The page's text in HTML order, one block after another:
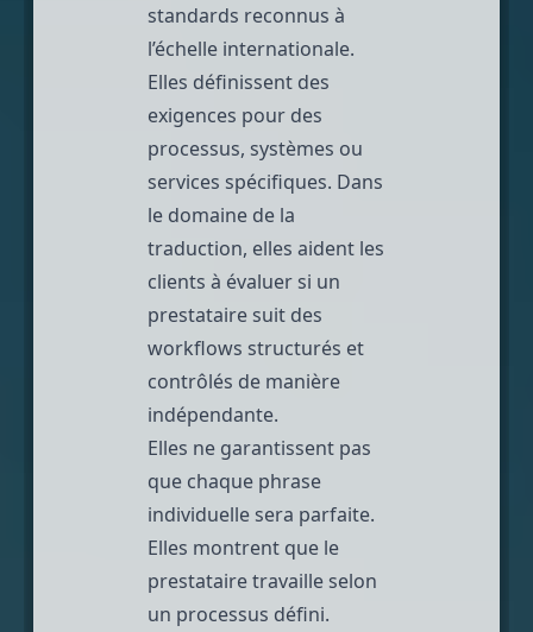
standards reconnus à
l’échelle internationale.
Elles définissent des
exigences pour des
processus, systèmes ou
services spécifiques. Dans
le domaine de la
traduction, elles aident les
clients à évaluer si un
prestataire suit des
workflows structurés et
contrôlés de manière
indépendante.
Elles ne garantissent pas
que chaque phrase
individuelle sera parfaite.
Elles montrent que le
prestataire travaille selon
un processus défini.